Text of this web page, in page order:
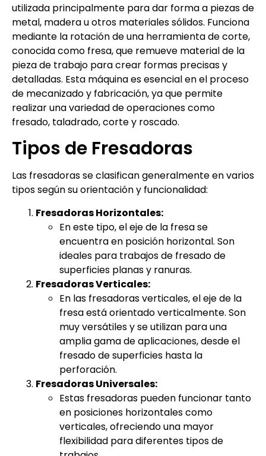
utilizada principalmente para dar forma a piezas de
metal, madera u otros materiales sólidos. Funciona
mediante la rotación de una herramienta de corte,
conocida como fresa, que remueve material de la
pieza de trabajo para crear formas precisas y
detalladas. Esta máquina es esencial en el proceso
de mecanizado y fabricación, ya que permite
realizar una variedad de operaciones como
fresado, taladrado, corte y roscado.
Tipos de Fresadoras
Las fresadoras se clasifican generalmente en varios
tipos según su orientación y funcionalidad:
Fresadoras Horizontales:
En este tipo, el eje de la fresa se
encuentra en posición horizontal. Son
ideales para trabajos de fresado de
superficies planas y ranuras.
Fresadoras Verticales:
En las fresadoras verticales, el eje de la
fresa está orientado verticalmente. Son
muy versátiles y se utilizan para una
amplia gama de aplicaciones, desde el
fresado de superficies hasta la
perforación.
Fresadoras Universales:
Estas fresadoras pueden funcionar tanto
en posiciones horizontales como
verticales, ofreciendo una mayor
flexibilidad para diferentes tipos de